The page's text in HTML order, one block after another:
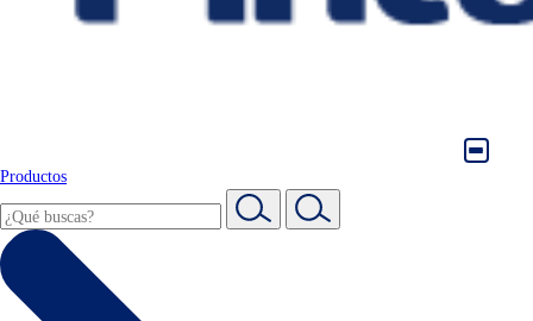
Productos